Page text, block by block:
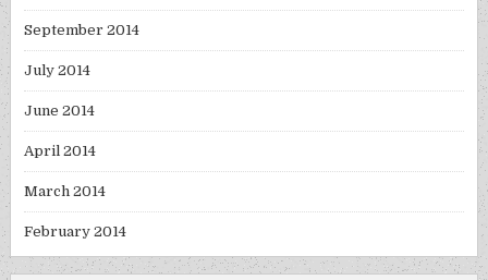
September 2014
July 2014
June 2014
April 2014
March 2014
February 2014